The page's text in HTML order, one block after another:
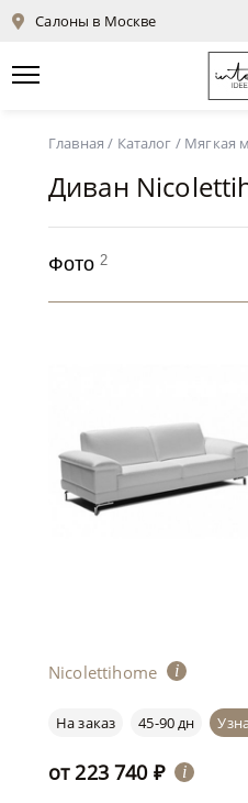
Салоны в Москве
Главная / Каталог / Мягкая
Диван
Фото 2
Nicolettihome i
На заказ 45-90 дн
от223 740 ₽ i